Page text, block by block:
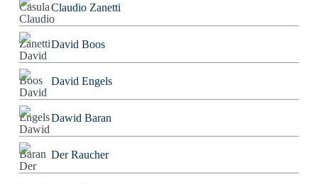
Claudio Zanetti
David Boos
David Engels
Dawid Baran
Der Raucher